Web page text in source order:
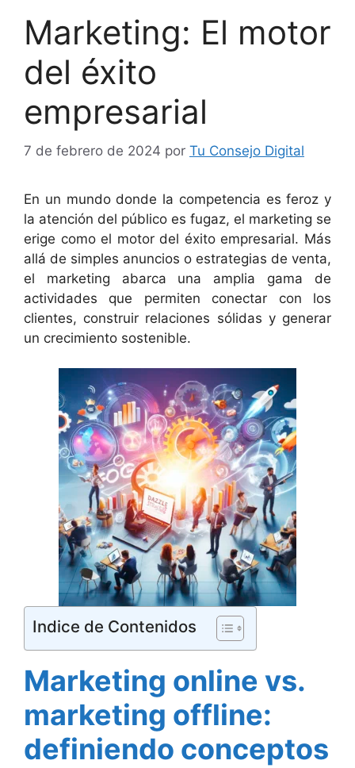
Marketing: El motor
del éxito
empresarial
7 de febrero de 2024 por Tu Consejo Digital
En un mundo donde la competencia es feroz y
la atención del público es fugaz, el marketing se
erige como el motor del éxito empresarial. Más
allá de simples anuncios o estrategias de venta,
el marketing abarca una amplia gama de
actividades que permiten conectar con los
clientes, construir relaciones sólidas y generar
un crecimiento sostenible.
Indice de Contenidos
Marketing online vs.
marketing offline:
definiendo conceptos